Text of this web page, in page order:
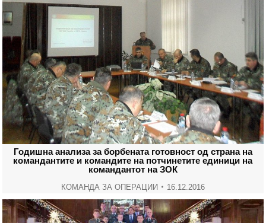
Годишна анализа за борбената готовност од страна на
командантите и командите на потчинетите единици на
командантот на ЗОК
КОМАНДА ЗА ОПЕРАЦИИ 16.12.2016